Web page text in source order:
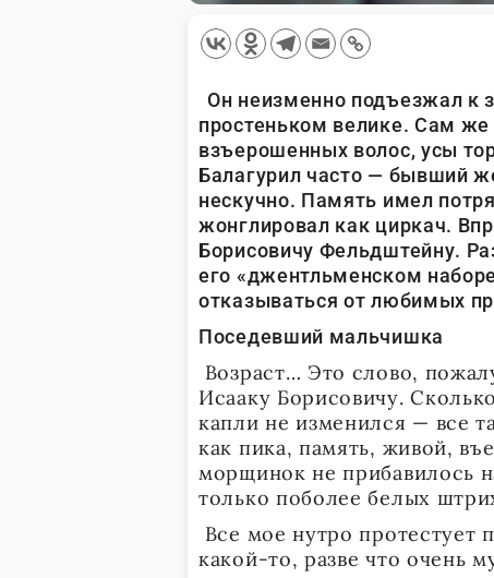
Он неизменно подъезжал к
простеньком велике. Сам
взъерошенных волос, усы
Балагурил часто — бывший
нескучно. Память имел
жонглировал как циркач.
Борисовичу Фельдштейну.
его «джентльменском
отказываться от любимых
Поседевший мальчишка
Возраст… Это слово,
Исааку Борисовичу.
капли не изменился — все
как пика, память, живой,
морщинок не прибавилось
только поболее белых
Все мое нутро протестует
какой-то, разве что очень